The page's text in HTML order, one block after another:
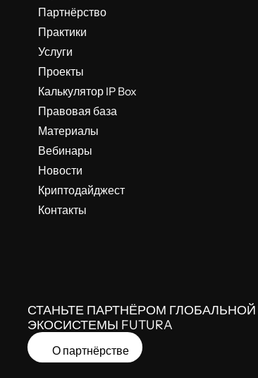
Партнёрство
Практики
Услуги
Проекты
Калькулятор IP Box
Правовая база
Материалы
Вебинары
Новости
Криптодайджест
Контакты
СТАНЬТЕ ПАРТНЁРОМ ГЛОБАЛЬНОЙ
ЭКОСИСТЕМЫ FUTURA
О партнёрстве